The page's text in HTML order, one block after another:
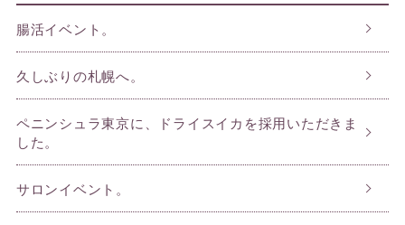
腸活イベント。
久しぶりの札幌へ。
ペニンシュラ東京に、ドライスイカを採用いただきま
した。
サロンイベント。